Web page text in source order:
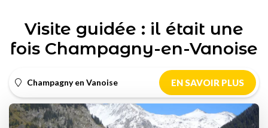
Visite guidée : il était une
fois Champagny-en-Vanoise
Champagny en Vanoise EN SAVOIR PLUS